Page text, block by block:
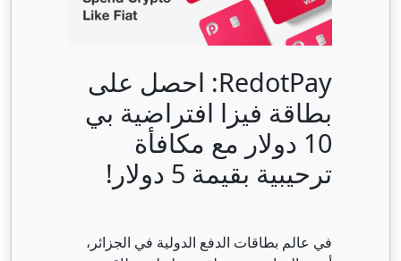
RedotPay: احصل على
بطاقة فيزا افتراضية بي
10 دولار مع مكافأة
ترحيبية بقيمة 5 دولار!
في عالم بطاقات الدفع الدولية في الجزائر،